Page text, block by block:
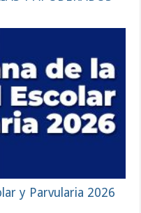
y Parvularia 2026